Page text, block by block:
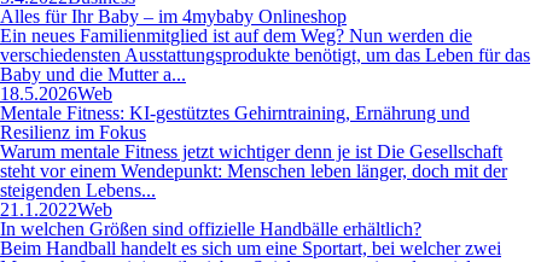
Alles für Ihr Baby – im 4mybaby Onlineshop
Ein neues Familienmitglied ist auf dem Weg? Nun werden die
verschiedensten Ausstattungsprodukte benötigt, um das Leben für das
Baby und die Mutter a...
18.5.2026Web
Mentale Fitness: KI-gestütztes Gehirntraining, Ernährung und
Resilienz im Fokus
Warum mentale Fitness jetzt wichtiger denn je ist Die Gesellschaft
steht vor einem Wendepunkt: Menschen leben länger, doch mit der
steigenden Lebens...
21.1.2022Web
In welchen Größen sind offizielle Handbälle erhältlich?
Beim Handball handelt es sich um eine Sportart, bei welcher zwei